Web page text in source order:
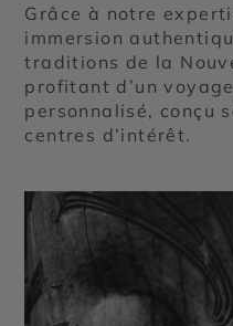
Grâce à notre
immersion
traditions de la
profitant d’un
personnalisé, conçu
centres d’intérêt.